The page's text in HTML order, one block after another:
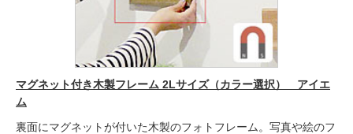
マグネット付き木製フレーム 2Lサイズ（カラー選択） アイエ
ム
裏面にマグネットが付いた木製のフォトフレーム。写真や絵のフ